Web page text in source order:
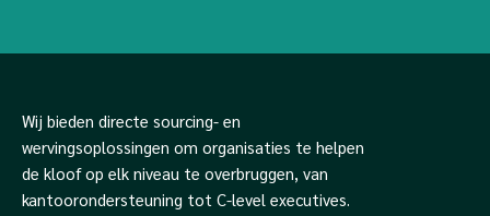
Wij bieden directe sourcing- en
wervingsoplossingen om organisaties te helpen
de kloof op elk niveau te overbruggen, van
kantoorondersteuning tot C-level executives.